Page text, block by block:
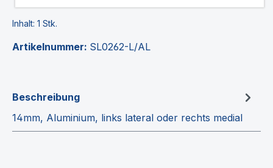
Inhalt: 1 Stk.
Artikelnummer: SL0262-L/AL
Beschreibung
14mm, Aluminium, links lateral oder rechts medial